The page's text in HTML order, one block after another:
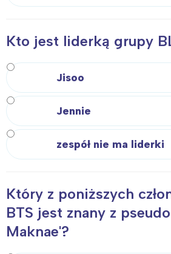
Kto jest liderką grupy
Jisoo
Jennie
zespół nie ma liderki
Który z poniższych
BTS jest znany z
Maknae'?